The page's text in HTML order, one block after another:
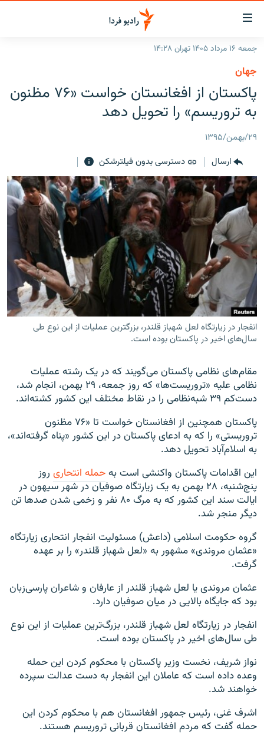
لینک‌های
قابلیت
دسترسی
بازگشت
منوی
اصلی
رفتن
صفحه
جستجو
ایران
جهان
برنامه‌های رادیویی
فرکانس‌ها
پادکست
چندرسانه‌ای
گزارش‌های تصویری
گزارش‌های ویدئویی
زنان فردا
English
به ما بپیوندید
زبان‌های دیگر
جمعه ۱۶ مرداد ۱۴۰۵ تهران ۱۴:۲۸
جهان
پاکستان از افغانستان خواست «۷۶ مظنون
به تروریسم» را تحویل دهد
۲۹/بهمن/۱۳۹۵
ارسال
دسترسی بدون فیلترشکن
انفجار در زیارتگاه لعل شهباز قلندر، بزرگترین عملیات از این نوع طی
سال‌های اخیر در پاکستان بوده است.
مقام‌های نظامی پاکستان می‌گویند که در یک رشته عملیات
نظامی علیه «تروریست‌ها» که روز جمعه، ۲۹ بهمن، انجام شد،
دست‌کم ۳۹ شبه‌نظامی را در نقاط مختلف این کشور کشته‌اند.
پاکستان همچنین از افغانستان خواست تا «۷۶ مظنون
تروریستی» را که به ادعای پاکستان در این کشور «پناه گرفته‌اند»،
به اسلام‌آباد تحویل دهد.
این اقدامات پاکستان واکنشی است بهحمله انتحاری روز
پنج‌شنبه، ۲۸ بهمن به یک زیارتگاه صوفیان در شهر سیهون در
ایالت سند این کشور که به مرگ ۸۰ نفر و زخمی شدن صدها تن
دیگر منجر شد.
گروه حکومت اسلامی (داعش) مسئولیت انفجار انتحاری زیارتگاه
«عثمان مروندی» مشهور به «لعل شهباز قلندر» را بر عهده
گرفت.
عثمان مروندی یا لعل شهباز قلندر از عارفان و شاعران پارسی‌زبان
بود که جایگاه بالایی در میان صوفیان دارد.
انفجار در زیارتگاه لعل شهباز قلندر، بزرگ‌ترین عملیات از این نوع
طی سال‌های اخیر در پاکستان بوده است.
نواز شریف، نخست وزیر پاکستان با محکوم کردن این حمله
وعده داده است که عاملان این انفجار به دست عدالت سپرده
خواهند شد.
اشرف غنی، رئیس جمهور افغانستان هم با محکوم کردن این
حمله گفت که مردم افغانستان قربانی تروریسم هستند.